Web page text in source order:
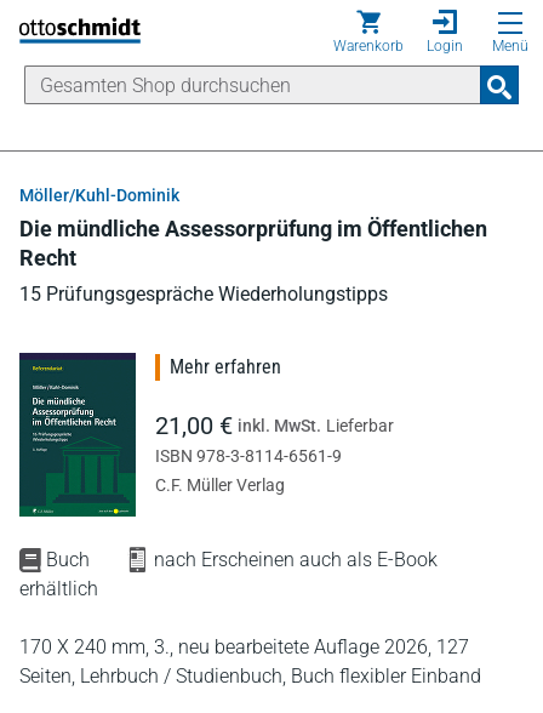
Direkt zum Inhalt
Warenkorb Login Menü
Möller/Kuhl-Dominik
Die mündliche Assessorprüfung im Öffentlichen
Recht
15 Prüfungsgespräche Wiederholungstipps
Buch
nach Erscheinen auch als E-Book
erhältlich
170 X 240 mm, 3., neu bearbeitete Auflage 2026, 127
Seiten, Lehrbuch / Studienbuch, Buch flexibler Einband
Mehr erfahren
21,00 € inkl. MwSt. Lieferbar
ISBN 978-3-8114-6561-9
C.F. Müller Verlag